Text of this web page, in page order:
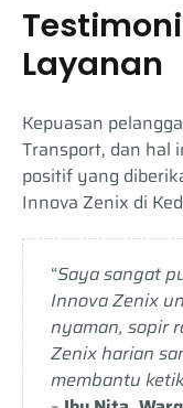
Layanan
Kepuasan
Transport, dan hal
positif yang
Innova Zenix di
“Saya sangat
Innova Zenix
nyaman, sopir
Zenix harian
membantu